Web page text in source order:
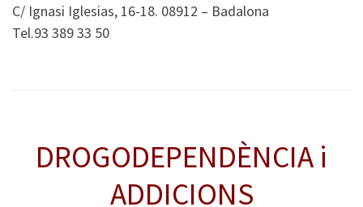
C/ Ignasi Iglesias, 16-18. 08912 – Badalona
Tel.93 389 33 50
DROGODEPENDÈNCIA i
ADDICIONS